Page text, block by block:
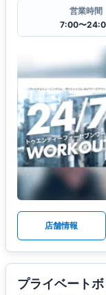
営業時間
7:00〜
店舗情報
プライベート